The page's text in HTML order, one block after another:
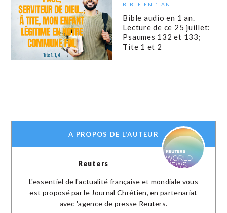
BIBLE EN 1 AN
Bible audio en 1 an.
Lecture de ce 25 juillet:
Psaumes 132 et 133;
Tite 1 et 2
A PROPOS DE L'AUTEUR
Reuters
L'essentiel de l'actualité française et mondiale vous
est proposé par le Journal Chrétien, en partenariat
avec 'agence de presse Reuters.